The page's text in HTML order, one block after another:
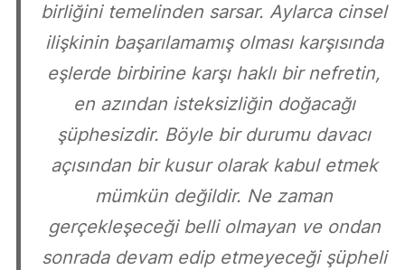
birliğini temelinden sarsar. Aylarca cinsel
ilişkinin başarılamamış olması karşısında
eşlerde birbirine karşı haklı bir nefretin,
en azından isteksizliğin doğacağı
şüphesizdir. Böyle bir durumu davacı
açısından bir kusur olarak kabul etmek
mümkün değildir. Ne zaman
gerçekleşeceği belli olmayan ve ondan
sonrada devam edip etmeyeceği şüpheli